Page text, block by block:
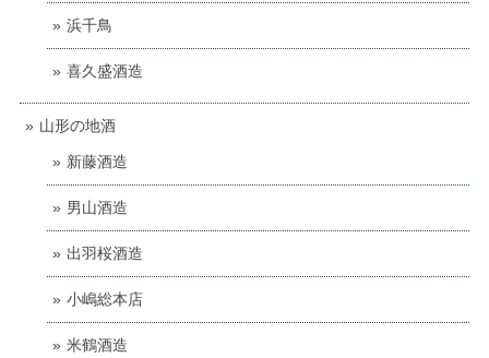
浜千鳥
喜久盛酒造
山形の地酒
新藤酒造
男山酒造
出羽桜酒造
小嶋総本店
米鶴酒造